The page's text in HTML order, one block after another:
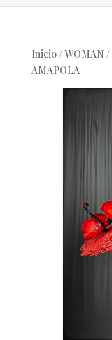
Inicio/WOMAN /
AMAPOLA